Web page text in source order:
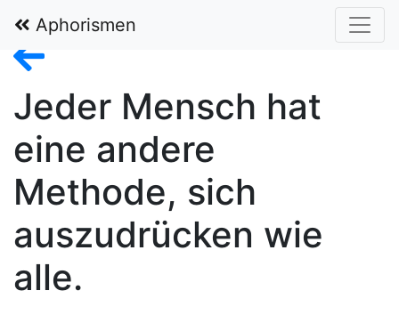
Aphorismen
In Gedenken an Walter Fürst alias Billy 1932–2019
Jeder Mensch hat
eine andere
Methode, sich
auszudrücken wie
alle.